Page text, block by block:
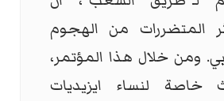
المتضررات من الهجوم
ومن خلال هذا المؤتمر،
لنساء ايزيديات